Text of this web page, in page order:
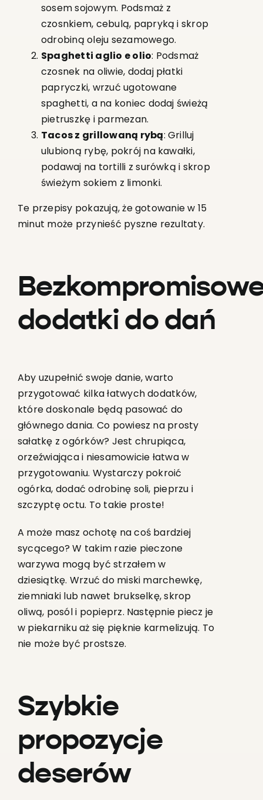
sosem sojowym. Podsmaż z
czosnkiem, cebulą, papryką i skrop
odrobiną oleju sezamowego.
Spaghetti aglio e olio: Podsmaż
czosnek na oliwie, dodaj płatki
papryczki, wrzuć ugotowane
spaghetti, a na koniec dodaj świeżą
pietruszkę i parmezan.
Tacos z grillowaną rybą: Grilluj
ulubioną rybę, pokrój na kawałki,
podawaj na tortilli z surówką i skrop
świeżym sokiem z limonki.
Te przepisy pokazują, że gotowanie w 15
minut może przynieść pyszne rezultaty.
dodatki do dań
Aby uzupełnić swoje danie, warto
przygotować kilka łatwych dodatków,
które doskonale będą pasować do
głównego dania. Co powiesz na prosty
sałatkę z ogórków? Jest chrupiąca,
orzeźwiająca i niesamowicie łatwa w
przygotowaniu. Wystarczy pokroić
ogórka, dodać odrobinę soli, pieprzu i
szczyptę octu. To takie proste!
A może masz ochotę na coś bardziej
sycącego? W takim razie pieczone
warzywa mogą być strzałem w
dziesiątkę. Wrzuć do miski marchewkę,
ziemniaki lub nawet brukselkę, skrop
oliwą, posól i popieprz. Następnie piecz je
w piekarniku aż się pięknie karmelizują. To
nie może być prostsze.
Szybkie
propozycje
deserów